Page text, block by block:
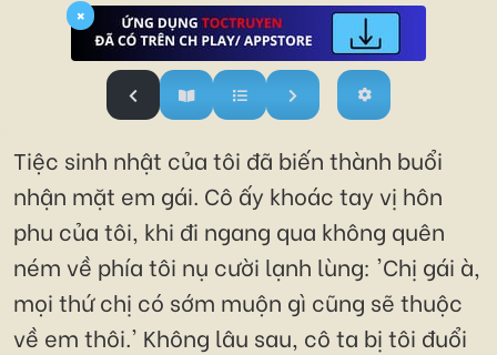
×
Tiệc sinh nhật của tôi đã biến thành buổi
nhận mặt em gái. Cô ấy khoác tay vị hôn
phu của tôi, khi đi ngang qua không quên
ném về phía tôi nụ cười lạnh lùng: 'Chị gái à,
mọi thứ chị có sớm muộn gì cũng sẽ thuộc
về em thôi.' Không lâu sau, cô ta bị tôi đuổi